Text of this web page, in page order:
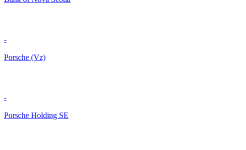
-
Porsche (Vz)
-
Porsche Holding SE